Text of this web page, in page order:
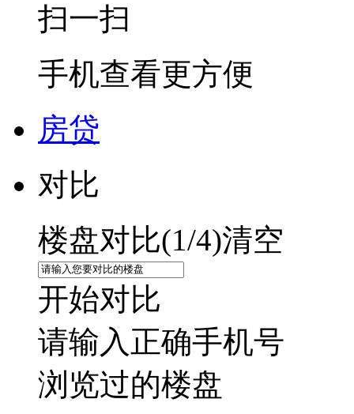
扫一扫
手机查看更方便
房贷
对比
楼盘对比(1/4)清空
开始对比
请输入正确手机号
浏览过的楼盘